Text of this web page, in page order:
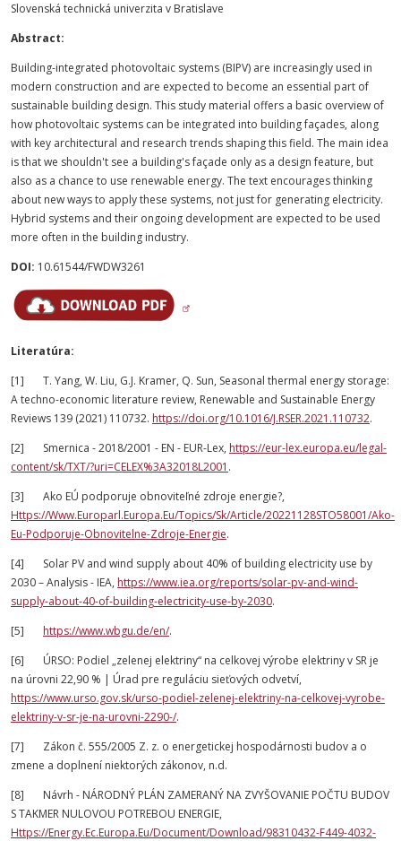
Slovenská technická univerzita v Bratislave
Abstract:
Building-integrated photovoltaic systems (BIPV) are increasingly used in
modern construction and are expected to become an essential part of
sustainable building design. This study material offers a basic overview of
how photovoltaic systems can be integrated into building façades, along
with key architectural and research trends shaping this field. The main idea
is that we shouldn't see a building's façade only as a design feature, but
also as a chance to use renewable energy. The text encourages thinking
about new ways to apply these systems, not just for generating electricity.
Hybrid systems and their ongoing development are expected to be used
more often in the building industry.
DOI: 10.61544/FWDW3261
Literatúra:
[1] T. Yang, W. Liu, G.J. Kramer, Q. Sun, Seasonal thermal energy storage:
A techno-economic literature review, Renewable and Sustainable Energy
Reviews 139 (2021) 110732. https://doi.org/10.1016/J.RSER.2021.110732.
[2] Smernica - 2018/2001 - EN - EUR-Lex, https://eur-lex.europa.eu/legal-
content/sk/TXT/?uri=CELEX%3A32018L2001 .
[3] Ako EÚ podporuje obnoviteľné zdroje energie?,
Https://Www.Europarl.Europa.Eu/Topics/Sk/Article/20221128STO58001/Ako-
Eu-Podporuje-Obnovitelne-Zdroje-Energie.
[4] Solar PV and wind supply about 40% of building electricity use by
2030 – Analysis - IEA, https://www.iea.org/reports/solar-pv-and-wind-
supply-about-40-of-building-electricity-use-by-2030.
[5] https://www.wbgu.de/en/.
[6] ÚRSO: Podiel „zelenej elektriny“ na celkovej výrobe elektriny v SR je
na úrovni 22,90 % | Úrad pre reguláciu sieťových odvetví,
https://www.urso.gov.sk/urso-podiel-zelenej-elektriny-na-celkovej-vyrobe-
elektriny-v-sr-je-na-urovni-2290-/.
[7] Zákon č. 555/2005 Z. z. o energetickej hospodárnosti budov a o
zmene a doplnení niektorých zákonov, n.d.
[8] Návrh - NÁRODNÝ PLÁN ZAMERANÝ NA ZVYŠOVANIE POČTU BUDOV
S TAKMER NULOVOU POTREBOU ENERGIE,
Https://Energy.Ec.Europa.Eu/Document/Download/98310432-F449-4032-